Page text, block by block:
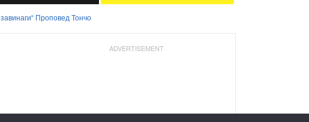
завинаги“ Проповед Тончо
ADVERTISEMENT